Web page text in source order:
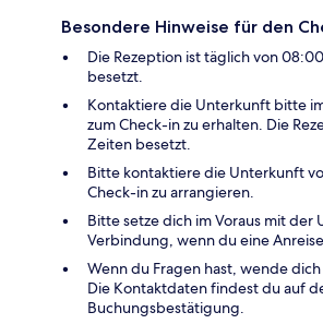
Besondere Hinweise für den
Die Rezeption ist täglich von
besetzt.
Kontaktiere die Unterkunft bitte
zum Check-in zu erhalten. Die
Zeiten besetzt.
Bitte kontaktiere die Unterkunft
Check-in zu arrangieren.
Bitte setze dich im Voraus mit der
Verbindung, wenn du eine
Wenn du Fragen hast, wende
Die Kontaktdaten findest du auf
Buchungsbestätigung.